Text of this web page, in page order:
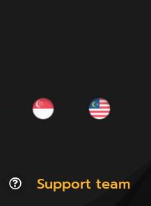
Support team